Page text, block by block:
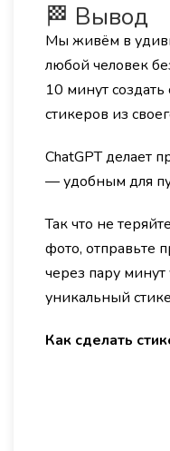
🏁 Вывод
Мы живём в
любой человек
10 минут
стикеров из
ChatGPT делает
— удобным для
Так что не
фото, отправьте
через пару минут
уникальный
Как сделать